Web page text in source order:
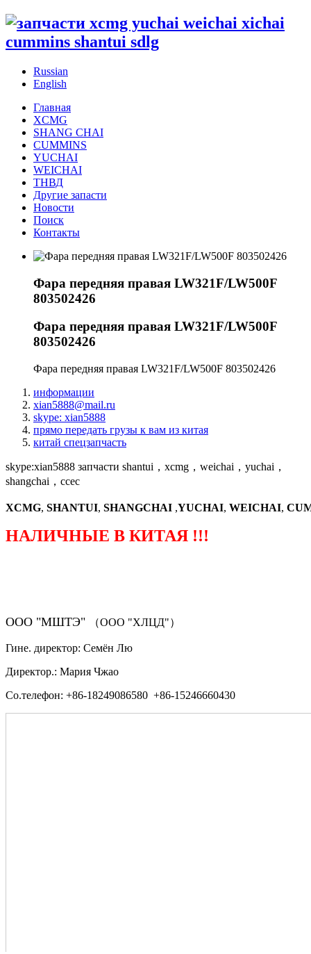
Russian
English
Главная
XCMG
SHANG CHAI
CUMMINS
YUCHAI
WEICHAI
ТНВД
Другие запасти
Новости
Поиск
Контакты
Фара передняя правая LW321F/LW500F
803502426
Фара передняя правая LW321F/LW500F
803502426
Фара передняя правая LW321F/LW500F 803502426
информации
xian5888@mail.ru
skype: xian5888
прямо передать грузы к вам из китая
китай спецзапчасть
skype:xian5888 запчасти shantui，xcmg，weichai，yuchai，
shangchai，ccec
XCMG, SHANTUI, SHANGCHAI ,YUCHAI, WEICHAI,
НАЛИЧНЫЕ В КИТАЯ !!!
ООО "МШТЭ" （ООО "ХЛЦД"）
Гине. директор: Семён Лю
Директор.: Мария Чжао
Со.телефон: +86-18249086580 +86-15246660430